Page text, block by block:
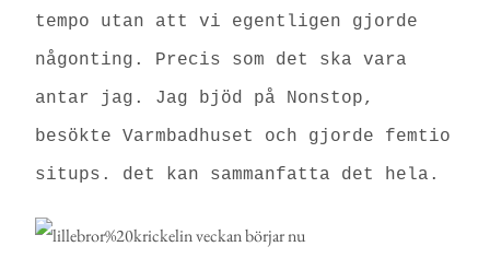
tempo utan att vi egentligen gjorde
någonting. Precis som det ska vara
antar jag. Jag bjöd på Nonstop,
besökte Varmbadhuset och gjorde femtio
situps. det kan sammanfatta det hela.